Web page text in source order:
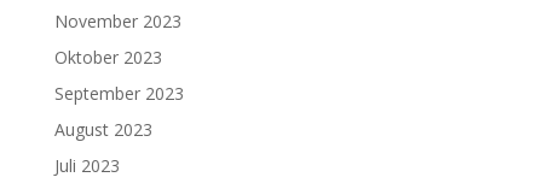
November 2023
Oktober 2023
September 2023
August 2023
Juli 2023